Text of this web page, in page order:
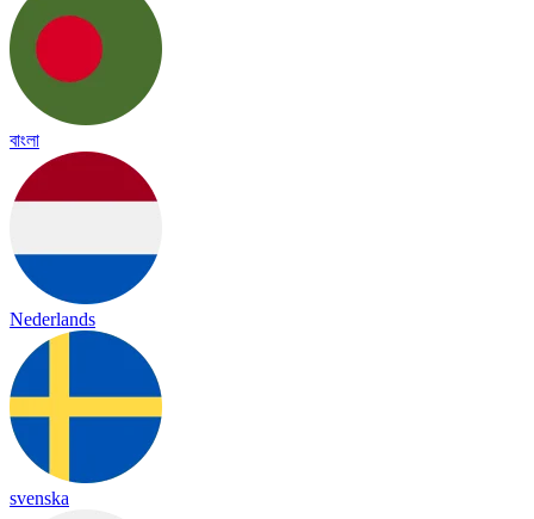
বাংলা
Nederlands
svenska